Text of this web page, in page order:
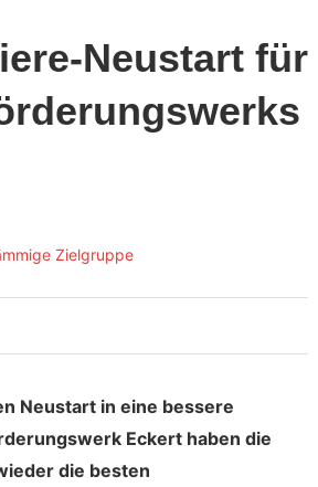
Neustart für
Neustart in eine bessere
Eckert haben die
die besten